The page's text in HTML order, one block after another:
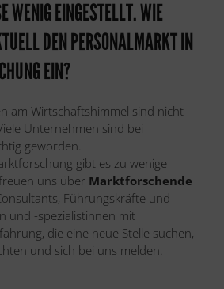
WENIG EINGESTELLT. WIE
DEN PERSONALMARKT IN
EIN?
am Wirtschaftshimmel sind nicht
Unternehmen sind bei
geworden.
gibt es zu wenige
uns über Marktforschende
Führungskräfte und
und -spezialistinnen mit
die eine neue Stelle suchen,
und sich bei uns melden.